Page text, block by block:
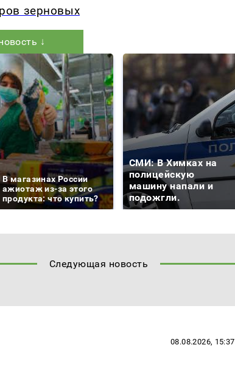
зерновых
↓
В магазинах России
ажиотаж из-за этого
продукта: что купить?
СМИ: В Химках на
полицейскую
машину напали и
подожгли.
Следующая новость
08.08.2026, 15:37